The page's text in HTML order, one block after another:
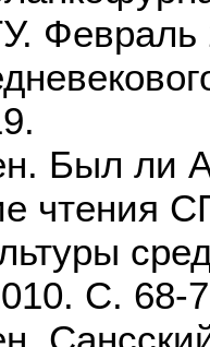
Был ли
чтения
С. 68-